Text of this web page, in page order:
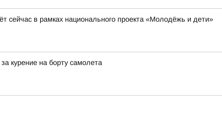
в рамках национального проекта «Молодёжь и дети»
курение на борту самолета